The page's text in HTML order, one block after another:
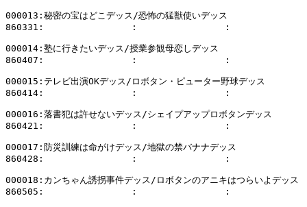
000013:秘密の宝はどこデッス/恐怖の猛獣使いデッス
860331:                :                :
000014:塾に行きたいデッス/授業参観母恋しデッス
860407:                :                :
000015:テレビ出演OKデッス/ロボタン・ピューター野球デッス
860414:                :                :
000016:落書犯は許せないデッス/シェイプアップロボタンデッス
860421:                :                :
000017:防災訓練は命がけデッス/地獄の禁バナナデッス
860428:                :                :
000018:カンちゃん誘拐事件デッス/ロボタンのアニキはつらいよデッス
860505:                :                :